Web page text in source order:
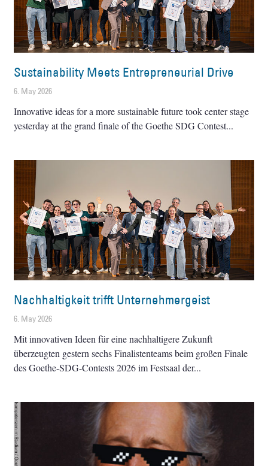
Sustainability Meets Entrepreneurial Drive
6. May 2026
Innovative ideas for a more sustainable future took center stage
yesterday at the grand finale of the Goethe SDG Contest
Nachhaltigkeit trifft Unternehmergeist
6. May 2026
Mit innovativen Ideen für eine nachhaltigere Zukunft
überzeugten gestern sechs Finalistenteams beim großen Finale
des Goethe-SDG-Contests 2026 im Festsaal der